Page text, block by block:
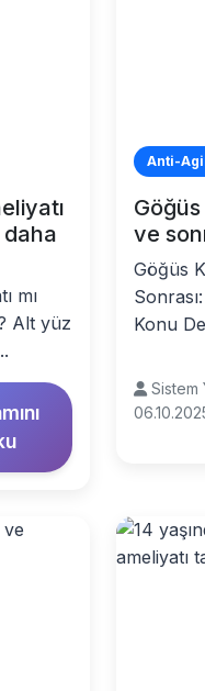
daha
mı
Alt yüz
Anti-
ve
Göğüs
Konu
Sistem